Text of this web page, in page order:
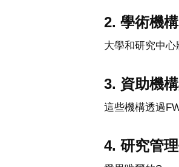
2. 學術機構
大學和研究中心
3. 資助機
這些機構透過
4. 研究管理